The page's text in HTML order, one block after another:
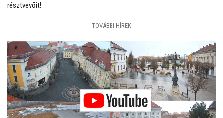
résztvevőit!
TOVÁBBI HÍREK